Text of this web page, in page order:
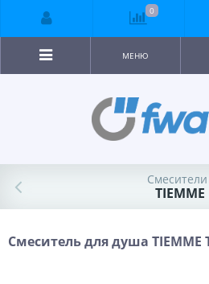
МЕНЮ
Смесители
TIEMME
Смеситель для душа TIEMME
0